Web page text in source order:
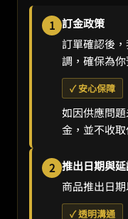
1 訂金政策
訂單確認後
調，確保為
✓ 安心保障
如因供應問
金，並不收
2 推出日期與
商品推出日
✓ 透明溝通